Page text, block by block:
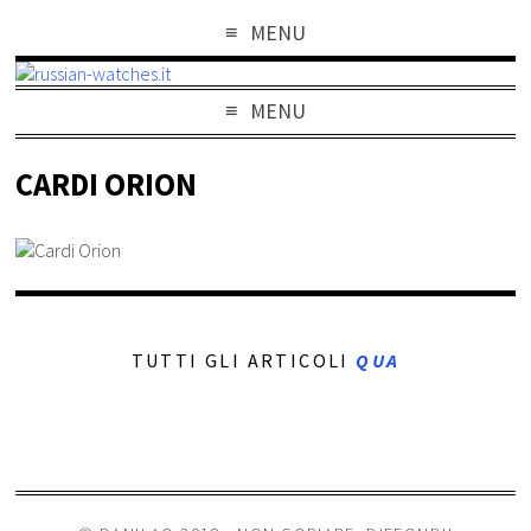
MENU
MENU
CARDI ORION
TUTTI GLI ARTICOLI QUA